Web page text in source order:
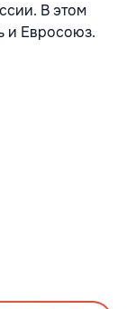
В этом
и Евросоюз.